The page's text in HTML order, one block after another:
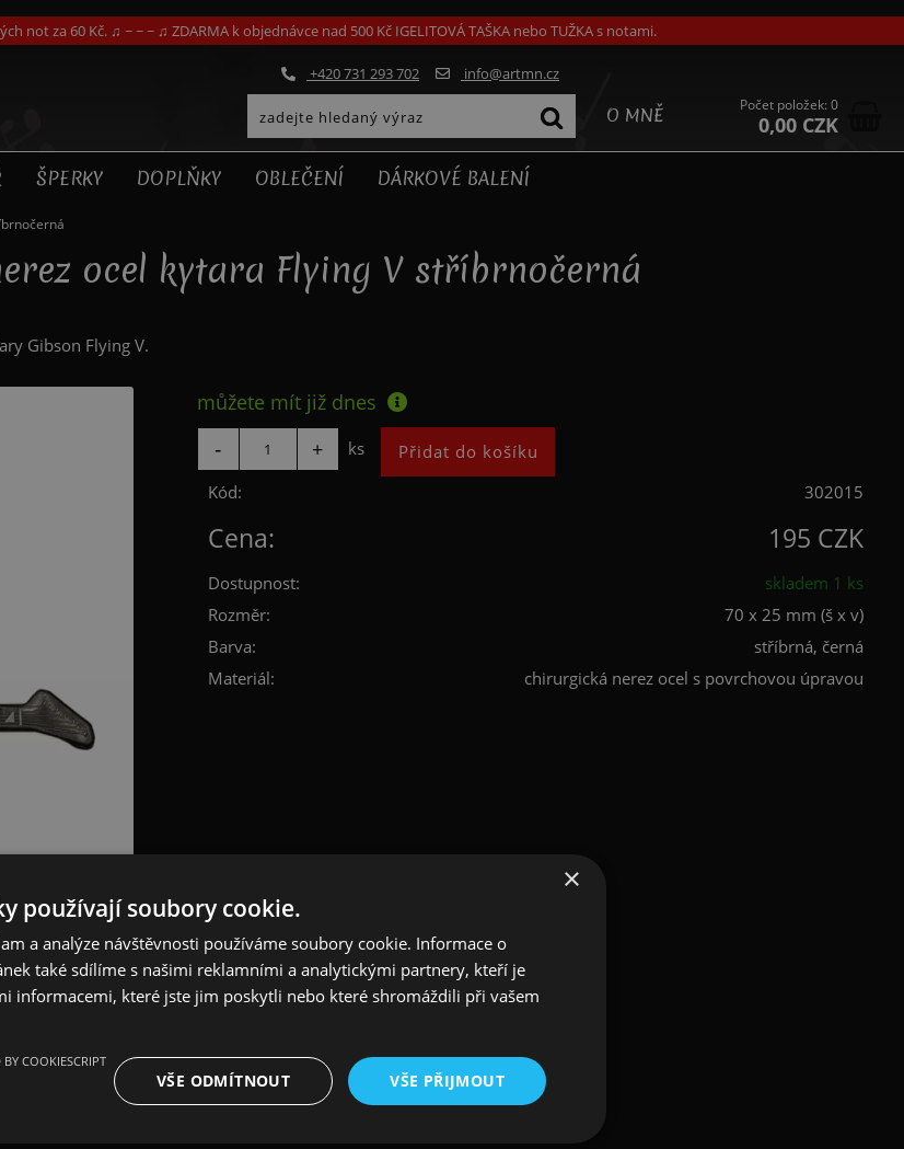
not za 60 Kč. ♫ ~ ~ ~ ♫ ZDARMA k objednávce nad 500 Kč IGELITOVÁ TAŠKA nebo TUŽKA s notami.
O MNĚ
+420 731 293 702 info@artmn.cz
Počet položek: 0
0,00 CZK
ŠPERKY DOPLŇKY OBLEČENÍ DÁRKOVÉ BALENÍ
ocel kytara Flying V stříbrnočerná
Gibson Flying V.
můžete mít již dnes
ks
Kód:
302015
Cena: 195 CZK
Dostupnost:
skladem 1 ks
Rozměr:
70 x 25 mm (š x v)
Barva:
stříbrná, černá
Materiál:
chirurgická nerez ocel s povrchovou úpravou
×
používají soubory cookie.
a analýze návštěvnosti používáme soubory cookie. Informace o
také sdílíme s našimi reklamními a analytickými partnery, kteří je
informacemi, které jste jim poskytli nebo které shromáždili při vašem
VŠE PŘIJMOUT
VŠE ODMÍTNOUT
BY COOKIESCRIPT